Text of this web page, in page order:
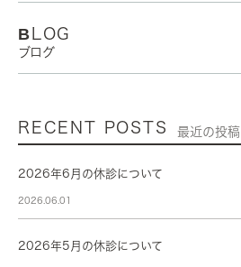
BLOG
ブログ
RECENT POSTS 最近の投稿
2026年6月の休診について
2026.06.01
2026年5月の休診について